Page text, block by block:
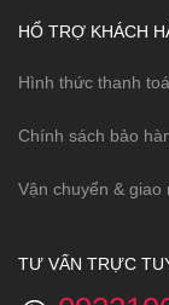
HỔ TRỢ KHÁCH
Hình thức thanh
Chính sách bảo
Vận chuyển & giao
TƯ VẤN TRỰC